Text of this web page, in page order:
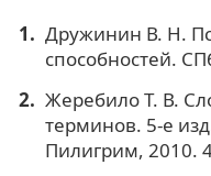
Дружинин В. Н.
способностей.
Жеребило Т. В.
терминов. 5-е
Пилигрим, 2010.